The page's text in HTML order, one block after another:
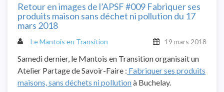
Retour en images de l’APSF #009 Fabriquer ses
produits maison sans déchet ni pollution du 17
mars 2018
Le Mantois en Transition 19 mars 2018
Samedi dernier, le Mantois en Transition organisait un
Atelier Partage de Savoir-Faire : Fabriquer ses produits
maisons, sans déchets ni pollutionà Buchelay.